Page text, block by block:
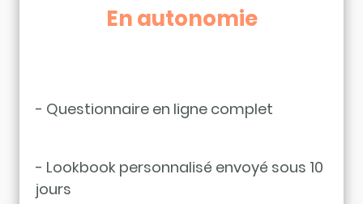
En autonomie
- Questionnaire en ligne complet
- Lookbook personnalisé envoyé sous 10
jours